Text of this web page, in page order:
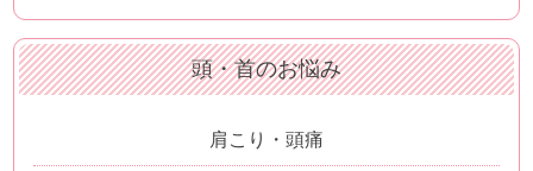
頭・首のお悩み
肩こり・頭痛